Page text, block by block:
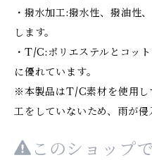
・撥水加工:撥水性、撥油性
します。
・T/C:ポリエステルとコッ
に優れています。
※本製品はT/C素材を使用し
工をしていないため、雨が侵
このショップ